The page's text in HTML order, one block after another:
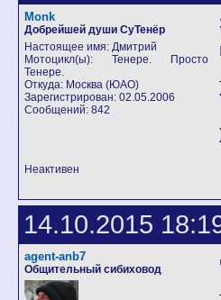
Monk
Добрейшей души СуТенёр
Настоящее имя: Дмитрий
Мотоцикл(ы): Тенере. Просто
Тенере.
Откуда: Москва (ЮАО)
Зарегистрирован: 02.05.2006
Сообщений: 842
Неактивен
14.10.2015
agent-anb7
Общительный сибиховод